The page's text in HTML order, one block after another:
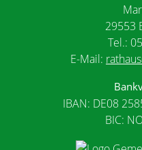
29553
Tel.:
E-Mail:
IBAN: DE08
BIC: